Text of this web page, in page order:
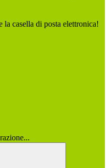
casella di posta elettronica!